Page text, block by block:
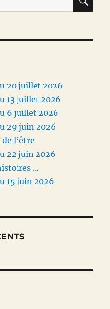
20 juillet 2026
13 juillet 2026
6 juillet 2026
29 juin 2026
l’être
22 juin 2026
…
15 juin 2026